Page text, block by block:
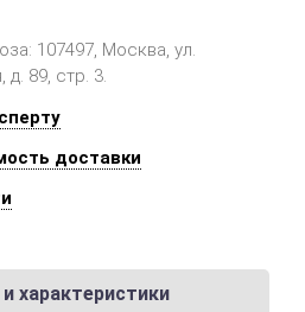
107497, Москва, ул.
89, стр. 3.
доставки
характеристики